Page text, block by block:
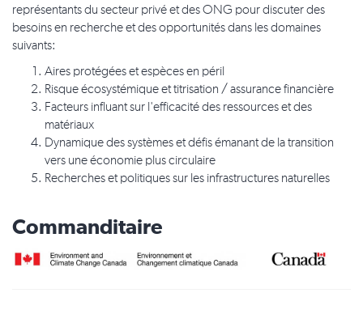
représentants du secteur privé et des ONG pour discuter des
besoins en recherche et des opportunités dans les domaines
suivants:
Aires protégées et espèces en péril
Risque écosystémique et titrisation / assurance financière
Facteurs influant sur l'efficacité des ressources et des
matériaux
Dynamique des systèmes et défis émanant de la transition
vers une économie plus circulaire
Recherches et politiques sur les infrastructures naturelles
Commanditaire